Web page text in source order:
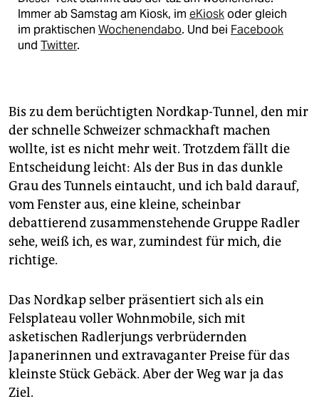
Immer ab Samstag am Kiosk, im eKioskoder gleich
im praktischen Wochenendabo. Und bei Facebook
und Twitter.
Bis zu dem berüchtigten Nordkap-Tunnel, den mir
der schnelle Schweizer schmackhaft machen
wollte, ist es nicht mehr weit. Trotzdem fällt die
Entscheidung leicht: Als der Bus in das dunkle
Grau des Tunnels eintaucht, und ich bald darauf,
vom Fenster aus, eine kleine, scheinbar
debattierend zusammenstehende Gruppe Radler
sehe, weiß ich, es war, zumindest für mich, die
richtige.
Das Nordkap selber präsentiert sich als ein
Felsplateau voller Wohnmobile, sich mit
asketischen Radlerjungs verbrüdernden
Japanerinnen und extravaganter Preise für das
kleinste Stück Gebäck. Aber der Weg war ja das
Ziel.